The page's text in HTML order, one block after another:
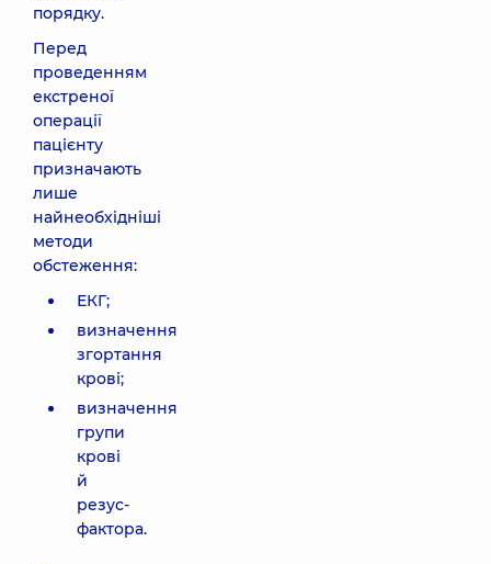
порядку.
Перед
проведенням
екстреної
операції
пацієнту
призначають
лише
найнеобхідніші
методи
обстеження:
ЕКГ;
визначення
згортання
крові;
визначення
групи
крові
й
резус-
фактора.